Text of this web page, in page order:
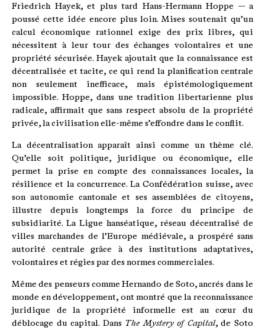
Friedrich Hayek, et plus tard Hans-Hermann Hoppe — a
poussé cette idée encore plus loin. Mises soutenait qu’un
calcul économique rationnel exige des prix libres, qui
nécessitent à leur tour des échanges volontaires et une
propriété sécurisée. Hayek ajoutait que la connaissance est
décentralisée et tacite, ce qui rend la planification centrale
non seulement inefficace, mais épistémologiquement
impossible. Hoppe, dans une tradition libertarienne plus
radicale, affirmait que sans respect absolu de la propriété
privée, la civilisation elle-même s’effondre dans le conflit.
La décentralisation apparaît ainsi comme un thème clé.
Qu’elle soit politique, juridique ou économique, elle
permet la prise en compte des connaissances locales, la
résilience et la concurrence. La Confédération suisse, avec
son autonomie cantonale et ses assemblées de citoyens,
illustre depuis longtemps la force du principe de
subsidiarité. La Ligue hanséatique, réseau décentralisé de
villes marchandes de l’Europe médiévale, a prospéré sans
autorité centrale grâce à des institutions adaptatives,
volontaires et régies par des normes commerciales.
Même des penseurs comme Hernando de Soto, ancrés dans le
monde en développement, ont montré que la reconnaissance
juridique de la propriété informelle est au cœur du
déblocage du capital. Dans The Mystery of Capital, de Soto